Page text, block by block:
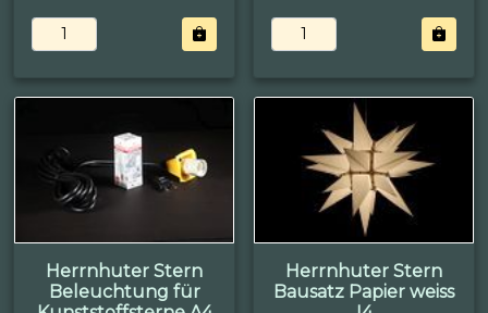
Herrnhuter Stern
Beleuchtung für
Herrnhuter Stern
Bausatz Papier weiss